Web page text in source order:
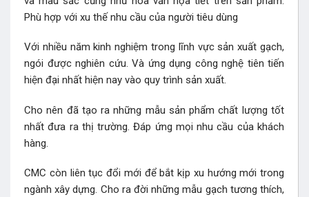
Phù hợp với xu thế nhu cầu của người tiêu dùng
Với nhiều năm kinh nghiệm trong lĩnh vực sản xuất gạch,
ngói được nghiên cứu. Và ứng dụng công nghệ tiên tiến
hiện đại nhất hiện nay vào quy trình sản xuất.
Cho nên đã tạo ra những mẫu sản phẩm chất lượng tốt
nhất đưa ra thị trường. Đáp ứng mọi nhu cầu của khách
hàng.
CMC còn liên tục đổi mới để bắt kịp xu hướng mới trong
ngành xây dựng. Cho ra đời những mẫu gạch tương thích,